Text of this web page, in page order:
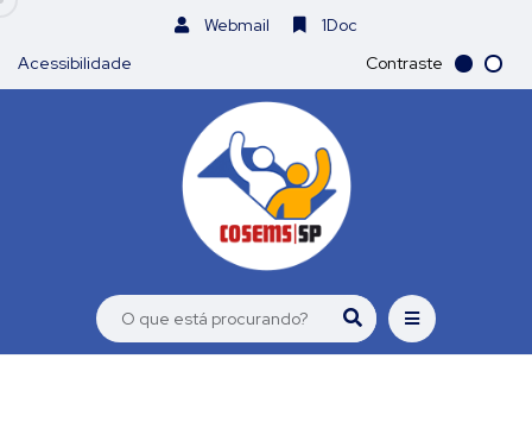
Webmail
1Doc
Acessibilidade
Contraste